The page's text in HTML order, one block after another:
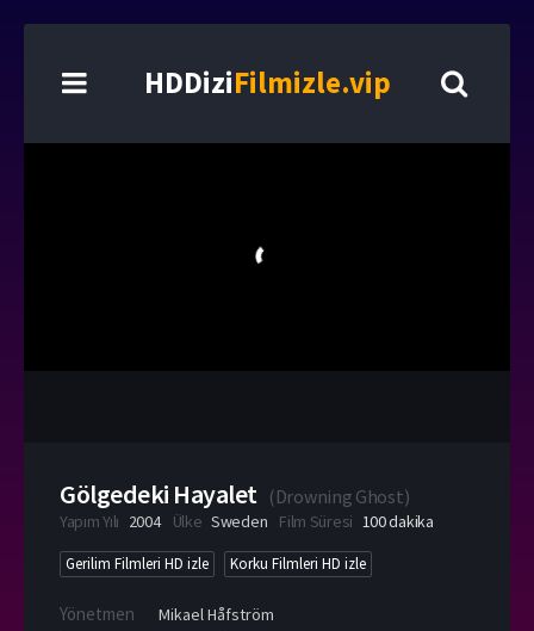
HDDiziFilmizle.vip
Gölgedeki Hayalet (Drowning Ghost)
Yapım Yılı 2004 Ülke Sweden Film Süresi 100 dakika
Gerilim Filmleri HD izle Korku Filmleri HD izle
Yönetmen Mikael Håfström